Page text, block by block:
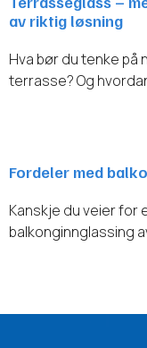
av riktig løsning
Hva bør du tenke på
terrasse? Og
Fordeler med
Kanskje du veier for
balkonginnglassing